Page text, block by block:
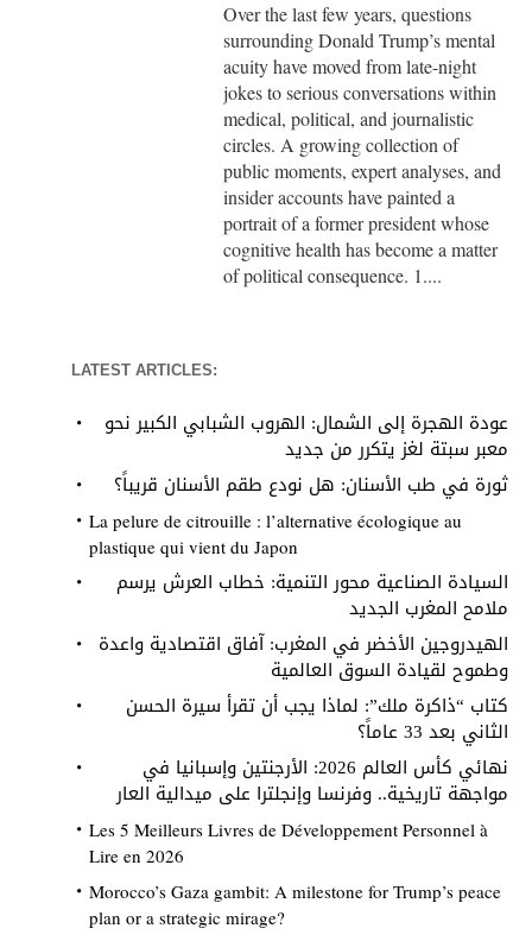
Over the last few years, questions
surrounding Donald Trump’s mental
acuity have moved from late-night
jokes to serious conversations within
medical, political, and journalistic
circles. A growing collection of
public moments, expert analyses, and
insider accounts have painted a
portrait of a former president whose
cognitive health has become a matter
of political consequence. 1....
LATEST ARTICLES:
عودة الهجرة إلى الشمال: الهروب الشبابي الكبير نحو
معبر سبتة لغز يتكرر من جديد
ثورة في طب الأسنان: هل نودع طقم الأسنان قريباً؟
La pelure de citrouille : l’alternative écologique au
plastique qui vient du Japon
السيادة الصناعية محور التنمية: خطاب العرش يرسم
ملامح المغرب الجديد
الهيدروجين الأخضر في المغرب: آفاق اقتصادية واعدة
وطموح لقيادة السوق العالمية
كتاب “ذاكرة ملك”: لماذا يجب أن تقرأ سيرة الحسن
الثاني بعد 33 عاماً؟
نهائي كأس العالم 2026: الأرجنتين وإسبانيا في
مواجهة تاريخية.. وفرنسا وإنجلترا على ميدالية العار
Les 5 Meilleurs Livres de Développement Personnel à
Lire en 2026
Morocco’s Gaza gambit: A milestone for Trump’s peace
plan or a strategic mirage?